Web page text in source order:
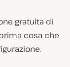
gratuita di
cosa che